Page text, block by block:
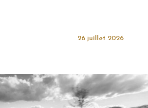
26 juillet 2026